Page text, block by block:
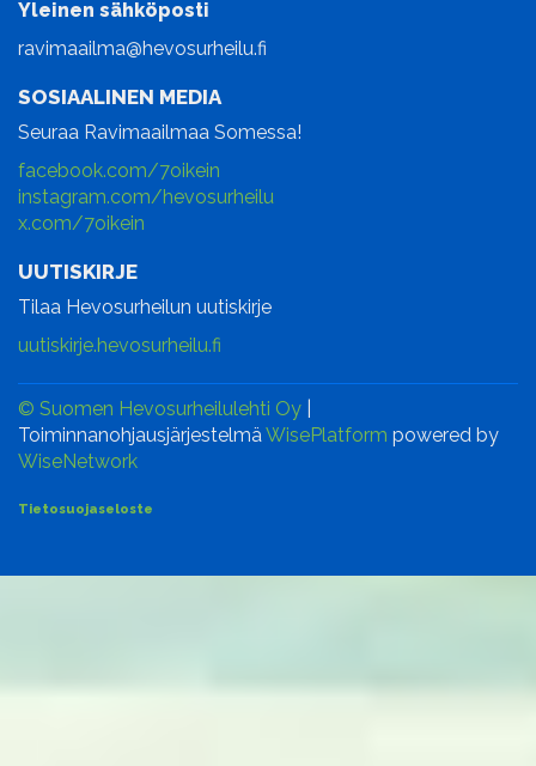
Yleinen sähköposti
ravimaailma@hevosurheilu.fi
SOSIAALINEN MEDIA
Seuraa Ravimaailmaa Somessa!
facebook.com/7oikein
instagram.com/hevosurheilu
x.com/7oikein
UUTISKIRJE
Tilaa Hevosurheilun uutiskirje
uutiskirje.hevosurheilu.fi
© Suomen Hevosurheilulehti Oy
ToiminnanohjausjärjestelmäWisePlatform powered by
WiseNetwork
Tietosuojaseloste